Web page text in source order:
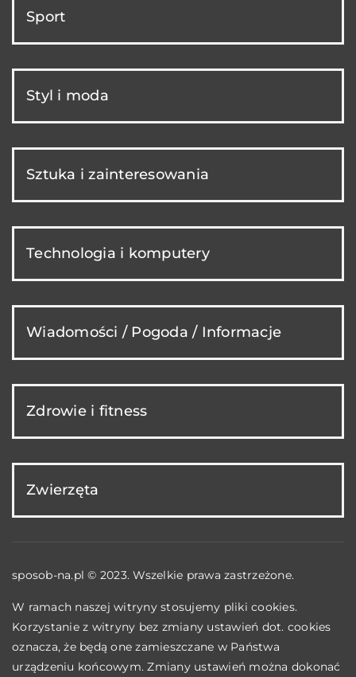
Sport
Styl i moda
Sztuka i zainteresowania
Technologia i komputery
Wiadomości / Pogoda / Informacje
Zdrowie i fitness
Zwierzęta
sposob-na.pl © 2023. Wszelkie prawa zastrzeżone.
W ramach naszej witryny stosujemy pliki cookies.
Korzystanie z witryny bez zmiany ustawień dot. cookies
oznacza, że będą one zamieszczane w Państwa
urządzeniu końcowym. Zmiany ustawień można dokonać